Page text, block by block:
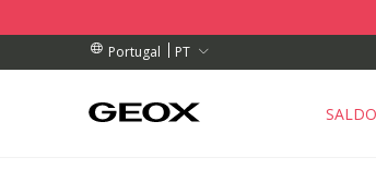
Portugal
PT
ACIMA DE 89,00 €
RECOLHA PERTO DE SI.
ACIMA DE 89,00 €